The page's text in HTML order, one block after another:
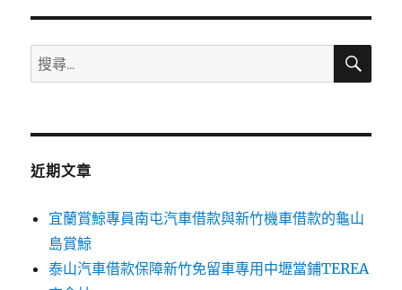
搜
尋
鍵
搜
近期文章
宜蘭賞鯨專員南屯汽車借款與新竹機車借款的龜山
島賞鯨
泰山汽車借款保障新竹免留車專用中壢當鋪TEREA